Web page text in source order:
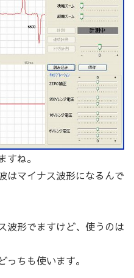
ね。
はマイナス波形になるんで
波形でますけど、使うのは
ちも使います。